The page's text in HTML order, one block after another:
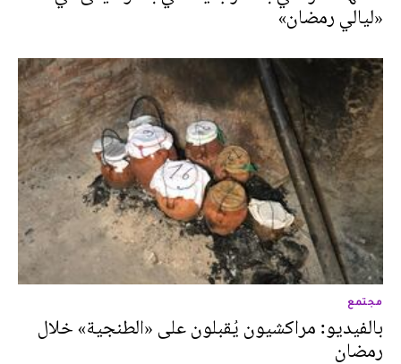
«ليالي رمضان»
مجتمع
بالفيديو: مراكشيون يُقبلون على «الطنجية» خلال
رمضان